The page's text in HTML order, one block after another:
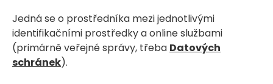
Jedná se o prostředníka mezi jednotlivými
identifikačními prostředky a online službami
(primárně veřejné správy, třeba Datových
schránek).